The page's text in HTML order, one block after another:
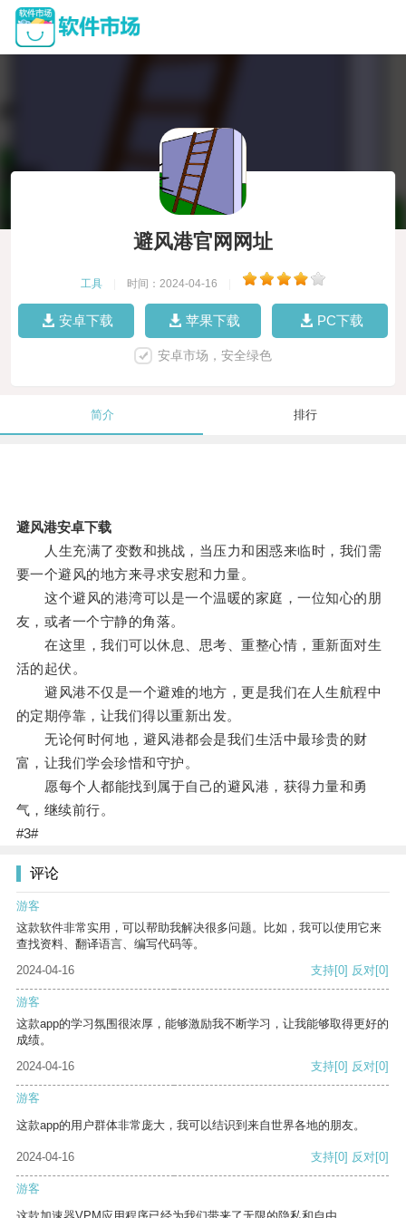
避风港官网网址
工具 时间：2024-04-16
安卓下载 苹果下载 PC下载
安卓市场，安全绿色
简介 排行
避风港安卓下载
人生充满了变数和挑战，当压力和困惑来临时，我们需
要一个避风的地方来寻求安慰和力量。
这个避风的港湾可以是一个温暖的家庭，一位知心的朋
友，或者一个宁静的角落。
在这里，我们可以休息、思考、重整心情，重新面对生
活的起伏。
避风港不仅是一个避难的地方，更是我们在人生航程中
的定期停靠，让我们得以重新出发。
无论何时何地，避风港都会是我们生活中最珍贵的财
富，让我们学会珍惜和守护。
愿每个人都能找到属于自己的避风港，获得力量和勇
气，继续前行。
#3#
评论
游客
这款软件非常实用，可以帮助我解决很多问题。比如，我可以使用它来
查找资料、翻译语言、编写代码等。
2024-04-16
支持[0] 反对[0]
游客
这款app的学习氛围很浓厚，能够激励我不断学习，让我能够取得更好的
成绩。
2024-04-16
支持[0] 反对[0]
游客
这款app的用户群体非常庞大，我可以结识到来自世界各地的朋友。
2024-04-16 支持[0] 反对[0]
游客